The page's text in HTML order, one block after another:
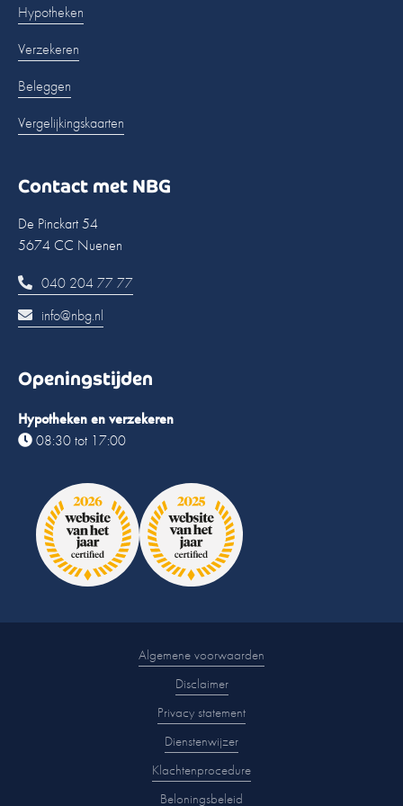
Hypotheken
Verzekeren
Beleggen
Vergelijkingskaarten
Contact met NBG
De Pinckart 54
5674 CC Nuenen
040 204 77 77
info@nbg.nl
Openingstijden
Hypotheken en verzekeren
08:30 tot 17:00
Algemene voorwaarden
Disclaimer
Privacy statement
Dienstenwijzer
Klachtenprocedure
Beloningsbeleid